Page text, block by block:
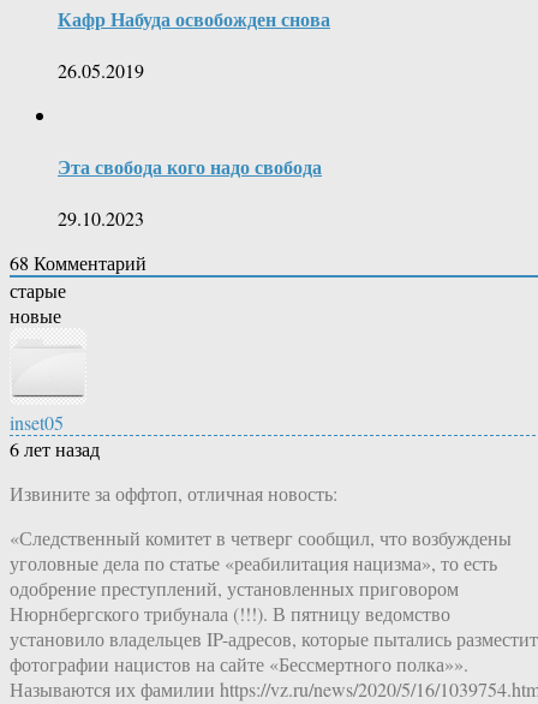
Кафр Набуда освобожден снова
26.05.2019
Эта свобода кого надо свобода
29.10.2023
68 Комментарий
старые
новые
inset05
6 лет назад
Извините за оффтоп, отличная новость:
«Следственный комитет в четверг сообщил, что возбуждены
уголовные дела по статье «реабилитация нацизма», то есть
одобрение преступлений, установленных приговором
Нюрнбергского трибунала (!!!). В пятницу ведомство
установило владельцев IP-адресов, которые пытались
фотографии нацистов на сайте «Бессмертного полка»».
Называются их фамилии https://vz.ru/news/2020/5/16/